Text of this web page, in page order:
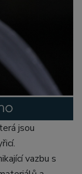
jsou
vazbu s